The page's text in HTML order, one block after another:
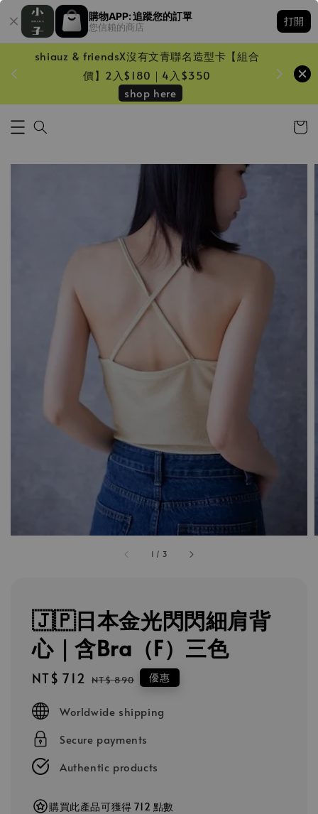
購物APP: 追蹤您的訂單
您信賴的商店
打開
shiauz & friendsX沒有文青聯名造型卡【組合
價】2入$180｜4入$350
shop here
1 / 3
🇯🇵日本金光閃閃細肩背
心｜含Bra（F）三色
Sale
NT$ 712 Regular
NT$ 890 優惠
Worldwide shipping
Secure payments
Authentic products
購買此產品可獲得 712 點數